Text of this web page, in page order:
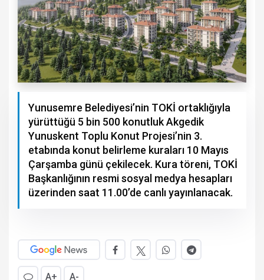
Yunusemre Belediyesi’nin TOKİ ortaklığıyla
yürüttüğü 5 bin 500 konutluk Akgedik
Yunuskent Toplu Konut Projesi’nin 3.
etabında konut belirleme kuraları 10 Mayıs
Çarşamba günü çekilecek. Kura töreni, TOKİ
Başkanlığının resmi sosyal medya hesapları
üzerinden saat 11.00’de canlı yayınlanacak.
A+ A-